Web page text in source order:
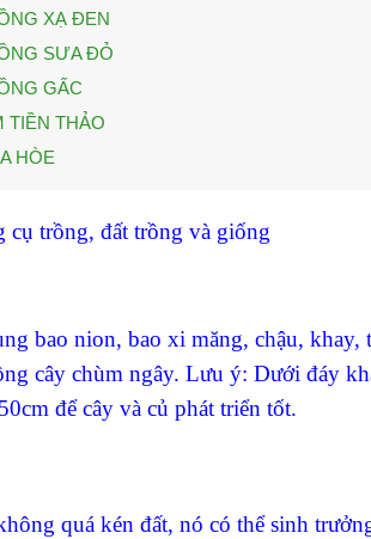
XẠ ĐEN
SƯA ĐỎ
GẤC
TIỀN THẢO
HÒE
cụ trồng, đất trồng và giống
bao nion, bao xi măng, chậu,
cây chùm ngây. Lưu ý: Dưới đáy
để cây và củ phát triển tốt.
quá kén đất, nó có thể sinh